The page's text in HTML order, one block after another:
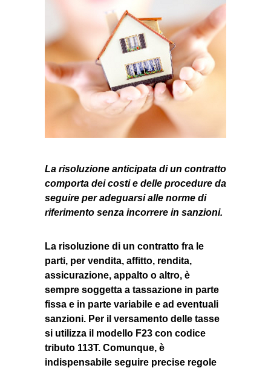
La risoluzione anticipata di un contratto
comporta dei costi e delle procedure da
seguire per adeguarsi alle norme di
riferimento senza incorrere in sanzioni.
La risoluzione di un contratto fra le
parti, per vendita, affitto, rendita,
assicurazione, appalto o altro, è
sempre soggetta a tassazione in parte
fissa e in parte variabile e ad eventuali
sanzioni. Per il versamento delle tasse
si utilizza il modello F23 con codice
tributo 113T. Comunque, è
indispensabile seguire precise regole